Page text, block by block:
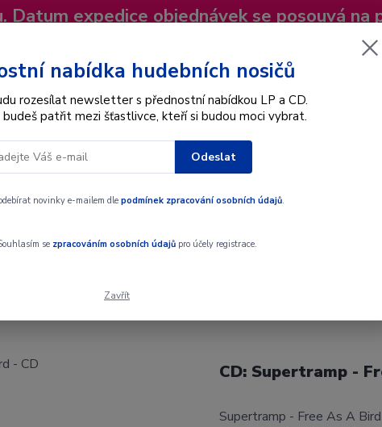
Datum expedice objednávek se posouvá
Hledat
(Po-
Dárkové poukazy
CD: Supertramp -
Supertramp - Free As A
nabídka hudebních nosičů
rozesílat newsletter s přednostní nabídkou LP a CD.
budeš patřit mezi šťastlivce, kteří si budou moci vybrat.
Odeslat
novinky e-mailem dle podmínek zpracování osobních údajů.
se zpracováním osobních údajůpro účely registrace.
Zavřít